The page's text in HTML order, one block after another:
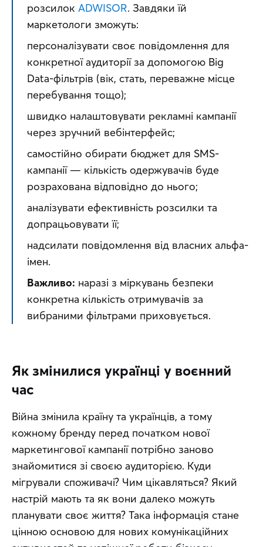
розсилок ADWISOR. Завдяки їй
маркетологи зможуть:
персоналізувати своє повідомлення для
конкретної аудиторії за допомогою Big
Data-фільтрів (вік, стать, переважне місце
перебування тощо);
швидко налаштовувати рекламні кампанії
через зручний вебінтерфейс;
самостійно обирати бюджет для SMS-
кампанії — кількість одержувачів буде
розрахована відповідно до нього;
аналізувати ефективність розсилки та
допрацьовувати її;
надсилати повідомлення від власних альфа-
імен.
Важливо: наразі з міркувань безпеки
конкретна кількість отримувачів за
вибраними фільтрами приховується.
Як змінилися українці у воєнний
час
Війна змінила країну та українців, а тому
кожному бренду перед початком нової
маркетингової кампанії потрібно заново
знайомитися зі своєю аудиторією. Куди
мігрували споживачі? Чим цікавляться? Який
настрій мають та як вони далеко можуть
планувати своє життя? Така інформація стане
цінною основою для нових комунікаційних